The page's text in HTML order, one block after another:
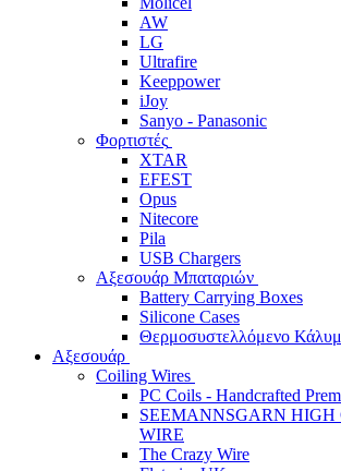
AW
LG
Ultrafire
Keeppower
iJoy
Sanyo - Panasonic
Φορτιστές
XTAR
EFEST
Opus
Nitecore
Pila
USB Chargers
Αξεσουάρ Μπαταριών
Battery Carrying Boxes
Silicone Cases
Θερμοσυστελλόμενο
Αξεσουάρ
Coiling Wires
PC Coils - Handcrafted
SEEMANNSGARN
WIRE
The Crazy Wire